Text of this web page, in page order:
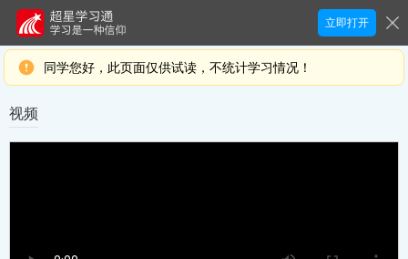
立即打开
同学您好，此页面仅供试读，不统计学习情况！
视频